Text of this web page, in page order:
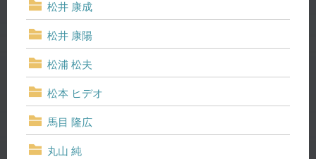
松井 康成
松井 康陽
松浦 松夫
松本 ヒデオ
馬目 隆広
丸山 純